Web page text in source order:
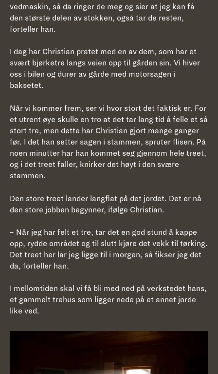
vedmaskin, så da ringer de meg og sier at jeg kan få
den største delen av stokken, også tar de resten,
forteller han.
I dag har Christian pratet med en av dem, som har et
svært bjørketre langs veien opp til gården sin. Vi hiver
oss i bilen og durer av gårde med motorsagen i
baksetet.
Når vi kommer frem, ser vi hvor stort det faktisk er. For
et utrent øye skulle en tro at det tar lang tid å felle et så
stort tre, men dette har Christian gjort mange ganger
før. I det han setter sagen i stammen, spruter flisen. På
noen minutter har han kommet seg gjennom hele treet,
og i det treet faller, knirker det høyt i den svære
stammen.
Den store treet lander langflat på det jordet. Det er nå
den store jobben begynner, ifølge Christian.
– Når jeg har felt et tre, tar det en god stund å kappe
opp, rydde området og til slutt kjøre det vekk til tørking.
Det treet her lar jeg ligge til i morgen, så fikser jeg det
da, forteller han.
I mellomtiden skal vi få bli med ned på verkstedet hans,
et gammelt trehus som ligger nede på et annet jorde
like ved.